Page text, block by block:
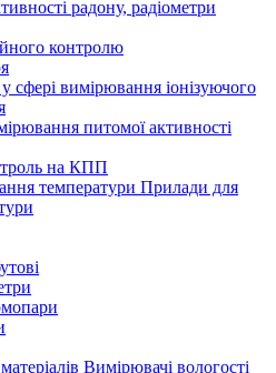
радону, радіометри
контролю
сфері вимірювання іонізуючого
питомої активності
на КПП
температури Прилади для
Вимірювачі вологості